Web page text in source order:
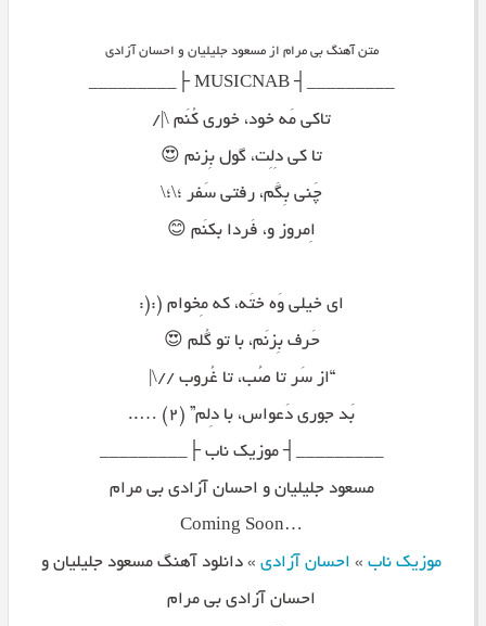
متن آهنگ بی مرام از مسعود جلیلیان و احسان آزادی
_________┤ MUSICNAB ├_________
تاکی مَه خود، خوری کُنَم \|/
تا کی دِلِت، گول بِزنم 😍
چَنی بِگَم، رفتی سَفر ؛\؛\
اِمروز و، فَردا بکنَم 😊
ای خیلی وَه ختَه، که مِخوام (:(:
حَرف بِزنَم، با تو گُلم 😍
“از سَر تا صُب، تا غُروب //\|
بَد جوری دَعواس، با دِلم” (۲) …..
_________┤ موزیک ناب ├_________
مسعود جلیلیان و احسان آزادی بی مرام
…Coming Soon
موزیک ناب» احسان آزادی» دانلود آهنگ مسعود جلیلیان و
احسان آزادی بی مرام